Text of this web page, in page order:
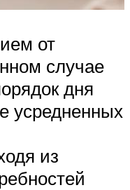
от
случае
дня
усредненных
из